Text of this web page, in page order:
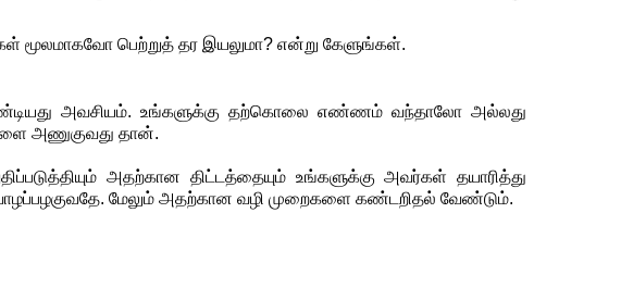
மூலமாகவோ பெற்றுத் தர இயலுமா? என்று கேளுங்கள்.
அவசியம். உங்களுக்கு தற்கொலை எண்ணம் வந்தாலோ அல்லது
அணுகுவது தான்.
அதற்கான திட்டத்தையும் உங்களுக்கு அவர்கள் தயாரித்து
மேலும் அதற்கான வழி முறைகளை கண்டறிதல் வேண்டும்.